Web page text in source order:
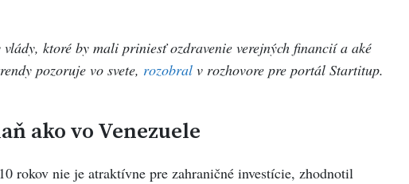
ktoré by mali priniesť ozdravenie verejných financií a aké
pozoruje vo svete, rozobralv rozhovore pre portál Startitup.
ako vo Venezuele
rokov nie je atraktívne pre zahraničné investície, zhodnotil